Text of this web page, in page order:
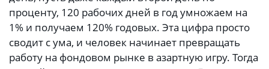
проценту, 120 рабочих дней в год умножаем на
1% и получаем 120% годовых. Эта цифра просто
сводит с ума, и человек начинает превращать
работу на фондовом рынке в азартную игру. Тогда